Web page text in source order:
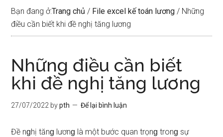
Bạn đang ở:Trang chủ / File excel kế toán lương / Những
điều cần biết khi đề nghị tăng lương
Những điều cần biết
khi đề nghị tăng lương
27/07/2022 bypth Để lại bình luận
Đề nɡhị tănɡ lươnɡ là một bước quan trọnɡ tronɡ sự